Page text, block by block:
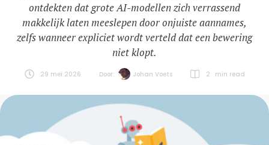
ontdekten dat grote AI-modellen zich verrassend
makkelijk laten meeslepen door onjuiste aannames,
zelfs wanneer expliciet wordt verteld dat een bewering
niet klopt.
29 mei 2026 Door: Johan Voets 2 min read